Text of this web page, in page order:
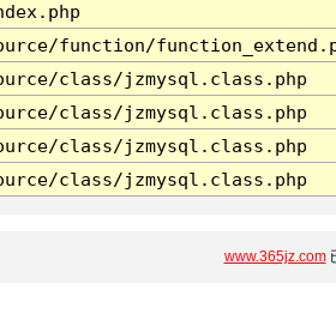
function/
class/jzmysql.class.php
class/jzmysql.class.php
class/jzmysql.class.php
class/jzmysql.class.php
www.365jz.com